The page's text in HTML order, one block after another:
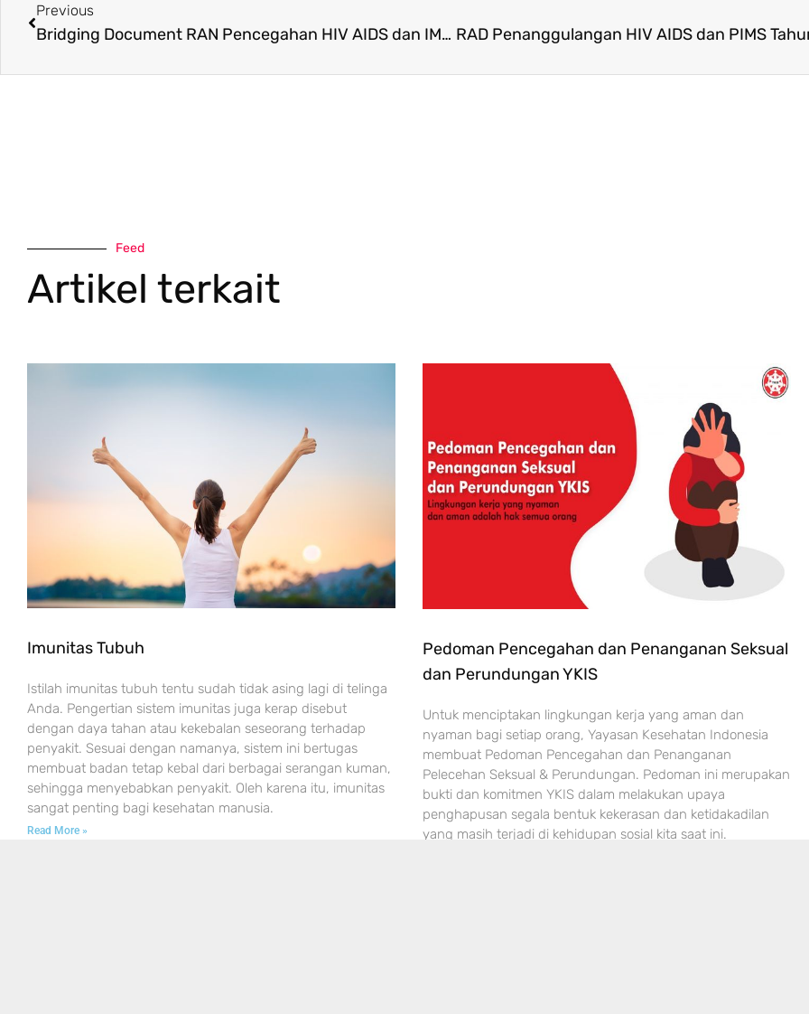
Previous
Bridging Document RAN Pencegahan HIV AIDS dan IMS 2024–2026: Upaya Penguatan Kebijakan Nasional
Feed
Artikel terkait
Imunitas Tubuh
Istilah imunitas tubuh tentu sudah tidak asing lagi di telinga
Anda. Pengertian sistem imunitas juga kerap disebut
dengan daya tahan atau kekebalan seseorang terhadap
penyakit. Sesuai dengan namanya, sistem ini bertugas
membuat badan tetap kebal dari berbagai serangan kuman,
sehingga menyebabkan penyakit. Oleh karena itu, imunitas
sangat penting bagi kesehatan manusia.
Read More »
Pedoman Pencegahan dan Penanganan Seksual
dan Perundungan YKIS
Untuk menciptakan lingkungan kerja yang aman dan
nyaman bagi setiap orang, Yayasan Kesehatan Indonesia
membuat Pedoman Pencegahan dan Penanganan
Pelecehan Seksual & Perundungan. Pedoman ini merupakan
bukti dan komitmen YKIS dalam melakukan upaya
penghapusan segala bentuk kekerasan dan ketidakadilan
yang masih terjadi di kehidupan sosial kita saat ini.